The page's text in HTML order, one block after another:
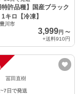
特許品種】国産ブラック
ロ【冷凍】
川市
3,999円 〜
+送料910円
冨田直樹
日で発送